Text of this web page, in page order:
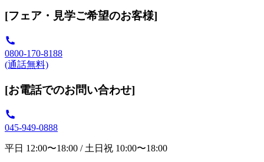
[フェア・見学ご希望のお客様]
0800-170-8188
(通話無料)
[お電話でのお問い合わせ]
045-949-0888
平日 12:00〜18:00 / 土日祝 10:00〜18:00